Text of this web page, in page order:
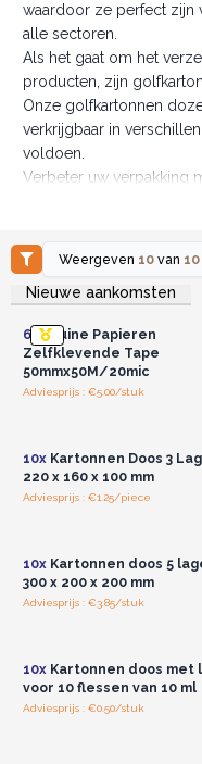
waardoor ze perfect zijn
alle sectoren.
Als het gaat om het
producten, zijn
Onze golfkartonnen
verkrijgbaar in
voldoen.
Verbeter uw verpakking
alles wat u nodig heeft
compleet te maken.
Klaar om uw
tillen? Verken onze
verpakkingsdozen en
heeft of hulp nodig
ons vriendelijke team.
Weergeven 10 van 10
Nieuwe aankomsten
Log in of registreer u voor
groothandelsprijzen.
6x Bruine Papieren
Zelfklevende Tape
50mmx50M/20mic
Adviesprijs : €5.00/stuk
10xKartonnen Doos 3
220 x 160 x 100 mm
Adviesprijs : €1.25/piece
10xKartonnen doos 5
300 x 200 x 200 mm
Adviesprijs : €3.85/stuk
10xKartonnen doos met
voor 10 flessen van 10 ml
Adviesprijs : €0.50/stuk